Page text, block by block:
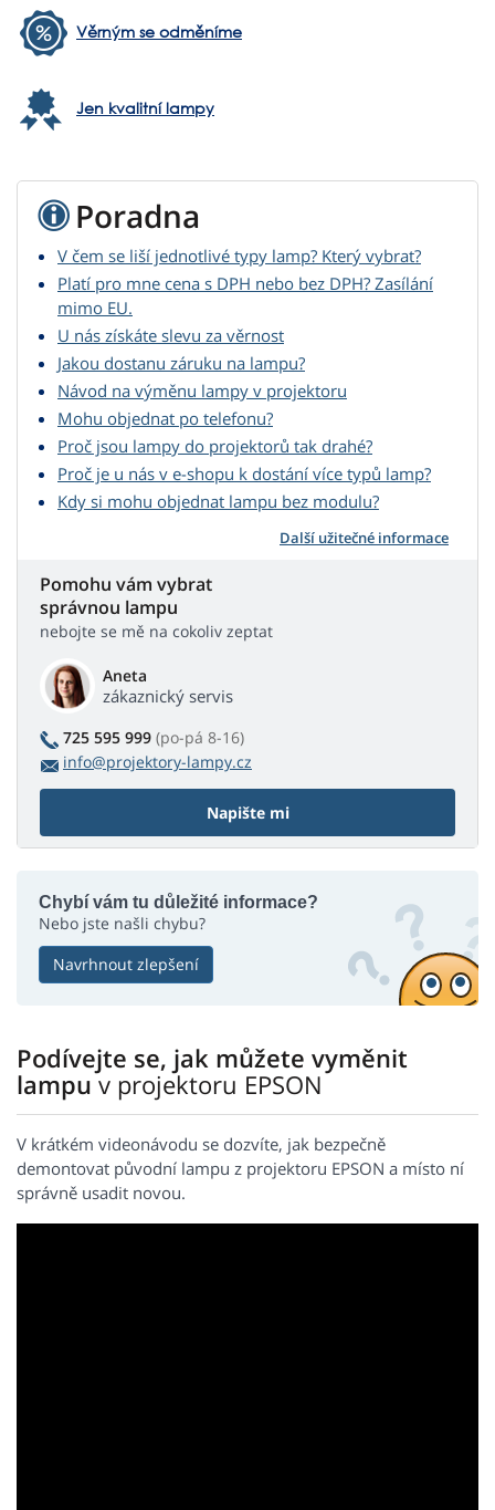
Věrným se odměníme
Jen kvalitní lampy
Poradna
V čem se liší jednotlivé typy lamp? Který vybrat?
Platí pro mne cena s DPH nebo bez DPH? Zasílání
mimo EU.
U nás získáte slevu za věrnost
Jakou dostanu záruku na lampu?
Návod na výměnu lampy v projektoru
Mohu objednat po telefonu?
Proč jsou lampy do projektorů tak drahé?
Proč je u nás v e-shopu k dostání více typů lamp?
Kdy si mohu objednat lampu bez modulu?
Další užitečné informace
Pomohu vám vybrat
správnou lampu
nebojte se mě na cokoliv zeptat
Aneta
zákaznický servis
725 595 999 (po-pá 8-16)
info@projektory-lampy.cz
Napište mi
Chybí vám tu důležité informace?
Nebo jste našli chybu?
Navrhnout zlepšení
Podívejte se, jak můžete vyměnit
lampuv projektoru EPSON
V krátkém videonávodu se dozvíte, jak bezpečně
demontovat původní lampu z projektoru EPSON a místo ní
správně usadit novou.